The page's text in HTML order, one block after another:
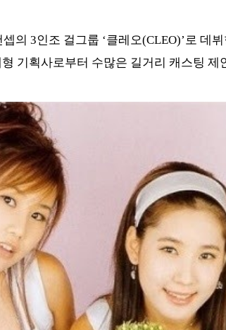
셉의 3인조 걸그룹 ‘클레오(CLEO)’로 데
기획사로부터 수많은 길거리 캐스팅 제